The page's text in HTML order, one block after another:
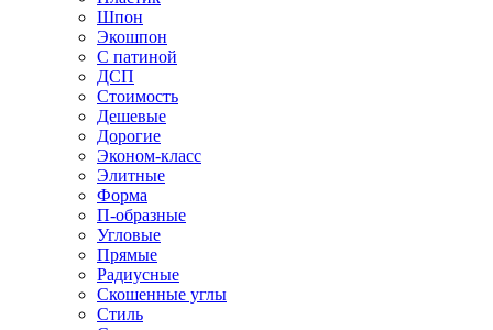
Шпон
Экошпон
С патиной
ДСП
Стоимость
Дешевые
Дорогие
Эконом-класс
Элитные
Форма
П-образные
Угловые
Прямые
Радиусные
Скошенные углы
Стиль